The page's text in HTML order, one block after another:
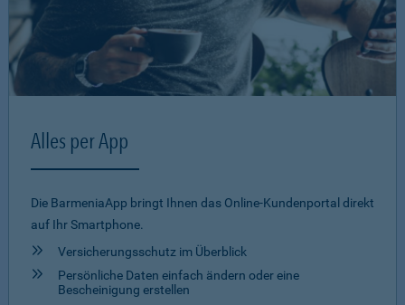
Alles per App
Die BarmeniaApp bringt Ihnen das Online-Kundenportal direkt
auf Ihr Smartphone.
Versicherungsschutz im Überblick
Persönliche Daten einfach ändern oder eine
Bescheinigung erstellen